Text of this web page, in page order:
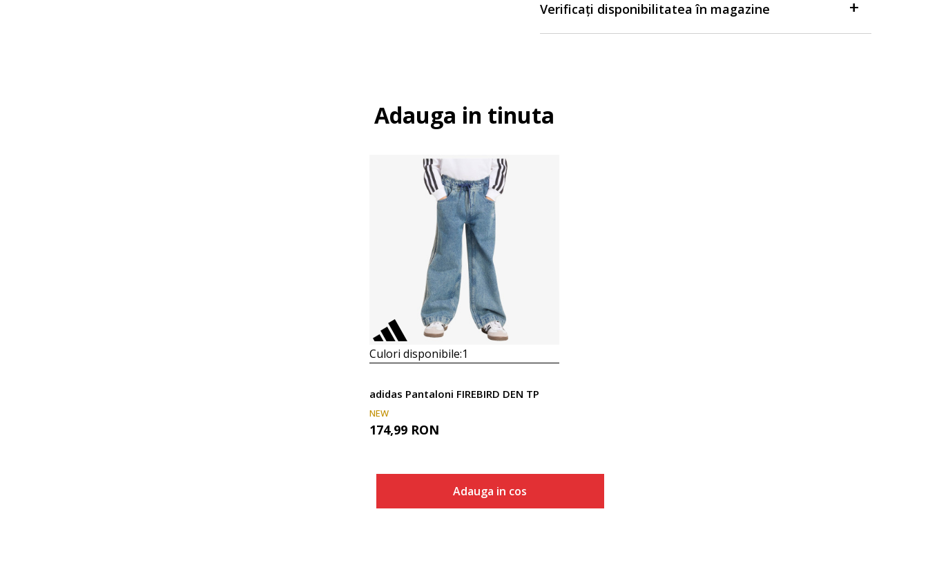
Verificați disponibilitatea în magazine
Adauga in tinuta
Culori disponibile:1
adidas Pantaloni FIREBIRD DEN TP
NEW
174,99 RON
Adauga in cos